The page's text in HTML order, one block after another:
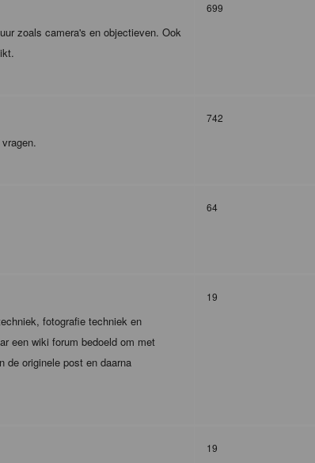
zoals camera's en objectieven. Ook
699
742
64
fotografie techniek en
een wiki forum bedoeld om met
de originele post en daarna
19
19